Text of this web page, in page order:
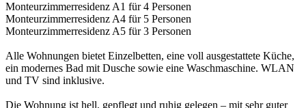
Monteurzimmerresidenz A1 für 4 Personen
Monteurzimmerresidenz A4 für 5 Personen
Monteurzimmerresidenz A5 für 3 Personen
Alle Wohnungen bietet Einzelbetten, eine voll ausgestattete Küche,
ein modernes Bad mit Dusche sowie eine Waschmaschine. WLAN
und TV sind inklusive.
Die Wohnung ist hell, gepflegt und ruhig gelegen – mit sehr guter